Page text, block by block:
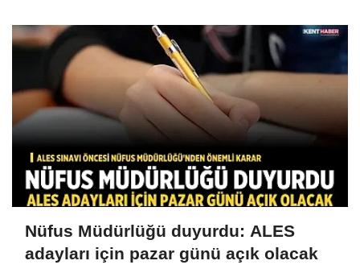
Nüfus Müdürlüğü duyurdu: ALES
adayları için pazar günü açık olacak